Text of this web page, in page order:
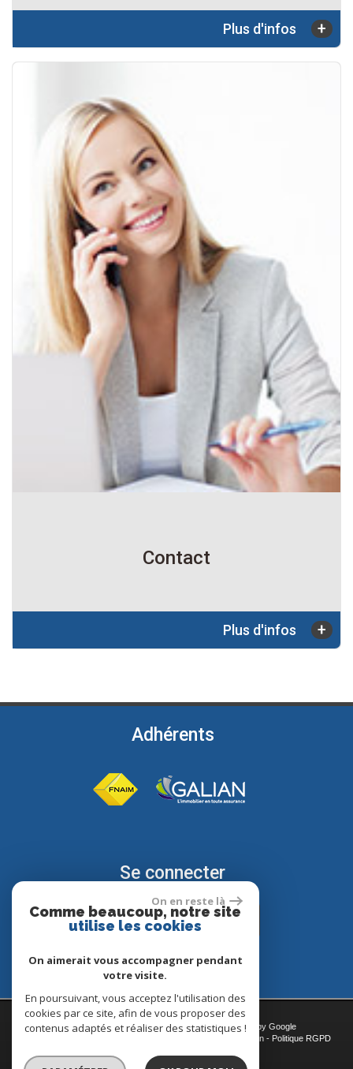
Plus d'infos +
Contact
Plus d'infos +
Adhérents
Se connecter
Espace propriétaire
© 2026 | Tous droits réservés | Traduction powered by Google
Admin - Politique RGPD
Site internet compatible multi-supports,
On en reste là
Comme beaucoup, notre site
utilise les cookies
On aimerait vous accompagner pendant
votre visite.
En poursuivant, vous acceptez l'utilisation des
cookies par ce site, afin de vous proposer des
contenus adaptés et réaliser des statistiques !